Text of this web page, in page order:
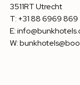
3511RT Utrecht
T: +31 88 6969 869
E:
W: